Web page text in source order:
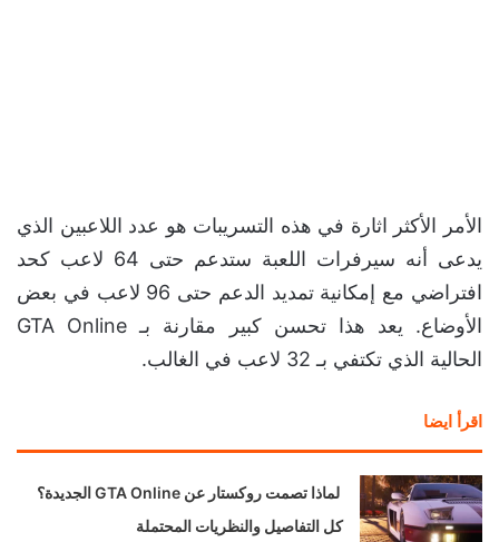
الأمر الأكثر اثارة في هذه التسريبات هو عدد اللاعبين الذي
يدعى أنه سيرفرات اللعبة ستدعم حتى 64 لاعب كحد
افتراضي مع إمكانية تمديد الدعم حتى 96 لاعب في بعض
الأوضاع. يعد هذا تحسن كبير مقارنة بـ GTA Online
الحالية الذي تكتفي بـ 32 لاعب في الغالب.
اقرأ ايضا
لماذا تصمت روكستار عن GTA Online الجديدة؟
كل التفاصيل والنظريات المحتملة